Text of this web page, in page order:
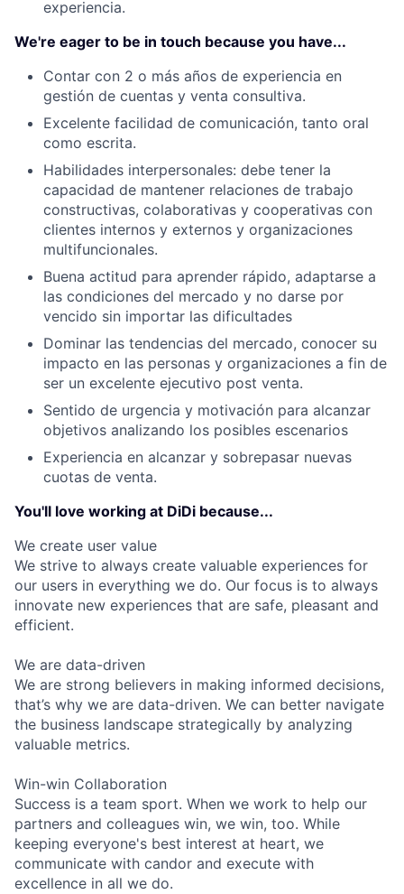
experiencia.
We're eager to be in touch because you have...
Contar con 2 o más años de experiencia en
gestión de cuentas y venta consultiva.
Excelente facilidad de comunicación, tanto oral
como escrita.
Habilidades interpersonales: debe tener la
capacidad de mantener relaciones de trabajo
constructivas, colaborativas y cooperativas con
clientes internos y externos y organizaciones
multifuncionales.
Buena actitud para aprender rápido, adaptarse a
las condiciones del mercado y no darse por
vencido sin importar las dificultades
Dominar las tendencias del mercado, conocer su
impacto en las personas y organizaciones a fin de
ser un excelente ejecutivo post venta.
Sentido de urgencia y motivación para alcanzar
objetivos analizando los posibles escenarios
Experiencia en alcanzar y sobrepasar nuevas
cuotas de venta.
You'll love working at DiDi because...
We create user value
We strive to always create valuable experiences for
our users in everything we do. Our focus is to always
innovate new experiences that are safe, pleasant and
efficient.
We are data-driven
We are strong believers in making informed decisions,
that’s why we are data-driven. We can better navigate
the business landscape strategically by analyzing
valuable metrics.
Win-win Collaboration
Success is a team sport. When we work to help our
partners and colleagues win, we win, too. While
keeping everyone's best interest at heart, we
communicate with candor and execute with
excellence in all we do.